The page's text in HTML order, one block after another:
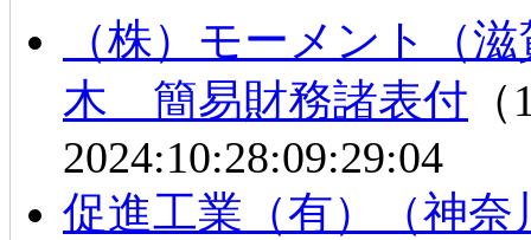
（株）モーメント
木 簡易財務諸表付
2024:10:28:09:29:04
促進工業（有）（神